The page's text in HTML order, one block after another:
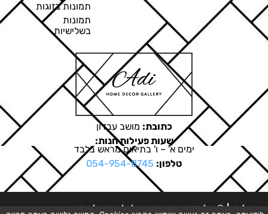
תמונות בזוגות
תמונות
בשלישיות
כתובת: מושב עבדון
שעות פעילות חנות:
ימים א' – ו' בתיאום מראש בלבד
טלפון: 054-954-8745
ט.ל.ח. | © כל הזכויות שמורות לגלריה של עדי